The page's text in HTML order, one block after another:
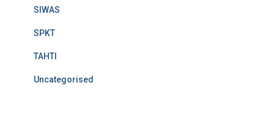
SIWAS
SPKT
TAHTI
Uncategorised